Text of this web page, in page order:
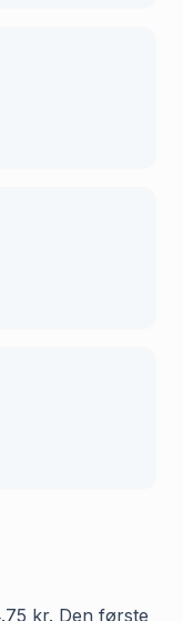
kr. Den første